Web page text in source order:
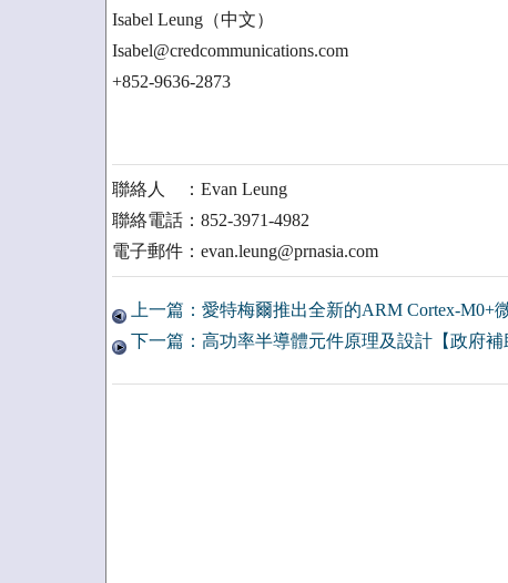
Isabel Leung（中文）
Isabel@credcommunications.com
+852-9636-2873
聯絡人 ：Evan Leung
聯絡電話：852-3971-4982
電子郵件：evan.leung@prnasia.com
上一篇：愛特梅爾推出全新的ARM Cortex-M0+
下一篇：高功率半導體元件原理及設計【政府補